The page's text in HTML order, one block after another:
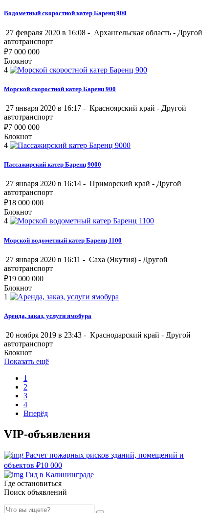
Водометный скоростной катер Баренц 900
27 февраля 2020 в 16:08 - Архангельская область - Другой
автотранспорт
₽7 000 000
Блокнот
4
Морской скоростной катер Баренц 900
27 января 2020 в 16:17 - Красноярский край - Другой
автотранспорт
₽7 000 000
Блокнот
4
Пассажирский катер Баренц 9000
27 января 2020 в 16:14 - Приморский край - Другой
автотранспорт
₽18 000 000
Блокнот
4
Морской водометный катер Баренц 1100
27 января 2020 в 16:11 - Саха (Якутия) - Другой
автотранспорт
₽19 000 000
Блокнот
1
Аренда, заказ, услуги ямобура
20 ноября 2019 в 23:43 - Краснодарский край - Другой
автотранспорт
Блокнот
Показать ещё
1
2
3
4
Вперёд
VIP-объявления
Расчет пожарных рисков зданий, помещений и
объектов ₽10 000
Гид в Калининграде
Где остановиться
Поиск объявлений